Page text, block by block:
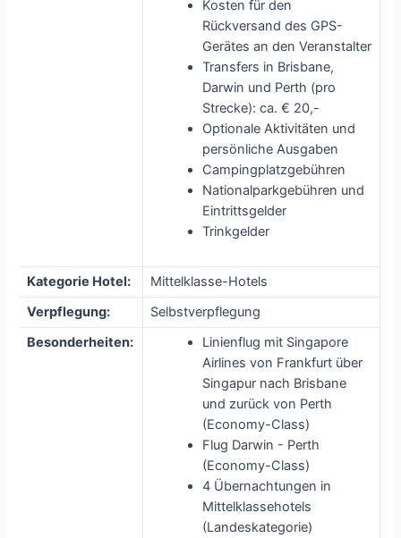
Kosten für den
Rückversand des GPS-
Gerätes an den Veranstalter
Transfers in Brisbane,
Darwin und Perth (pro
Strecke): ca. € 20,-
Optionale Aktivitäten und
persönliche Ausgaben
Campingplatzgebühren
Nationalparkgebühren und
Eintrittsgelder
Trinkgelder
Kategorie Hotel:
Mittelklasse-Hotels
Verpflegung:
Selbstverpflegung
Besonderheiten:
Linienflug mit Singapore
Airlines von Frankfurt über
Singapur nach Brisbane
und zurück von Perth
(Economy-Class)
Flug Darwin - Perth
(Economy-Class)
4 Übernachtungen in
Mittelklassehotels
(Landeskategorie)